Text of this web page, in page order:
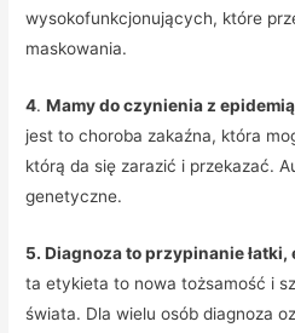
wysokofunkcjonujących, które
maskowania.
4.Mamy do czynienia z
jest to choroba zakaźna, która
którą da się zarazić i przekazać.
genetyczne.
5. Diagnoza to przypinanie
ta etykieta to nowa tożsamość i
świata. Dla wielu osób diagnoza